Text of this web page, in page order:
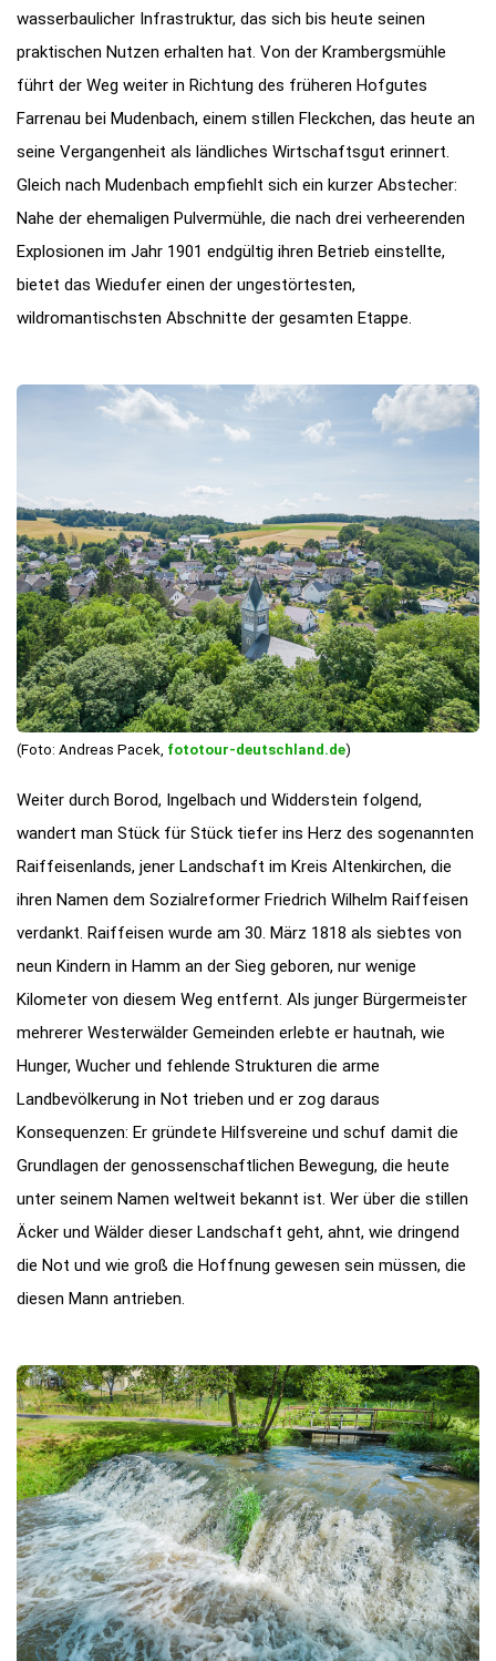
wasserbaulicher Infrastruktur, das sich bis heute seinen
praktischen Nutzen erhalten hat. Von der Krambergsmühle
führt der Weg weiter in Richtung des früheren Hofgutes
Farrenau bei Mudenbach, einem stillen Fleckchen, das heute an
seine Vergangenheit als ländliches Wirtschaftsgut erinnert.
Gleich nach Mudenbach empfiehlt sich ein kurzer Abstecher:
Nahe der ehemaligen Pulvermühle, die nach drei verheerenden
Explosionen im Jahr 1901 endgültig ihren Betrieb einstellte,
bietet das Wiedufer einen der ungestörtesten,
wildromantischsten Abschnitte der gesamten Etappe.
(Foto: Andreas Pacek, fototour-deutschland.de)
Weiter durch Borod, Ingelbach und Widderstein folgend,
wandert man Stück für Stück tiefer ins Herz des sogenannten
Raiffeisenlands, jener Landschaft im Kreis Altenkirchen, die
ihren Namen dem Sozialreformer Friedrich Wilhelm Raiffeisen
verdankt. Raiffeisen wurde am 30. März 1818 als siebtes von
neun Kindern in Hamm an der Sieg geboren, nur wenige
Kilometer von diesem Weg entfernt. Als junger Bürgermeister
mehrerer Westerwälder Gemeinden erlebte er hautnah, wie
Hunger, Wucher und fehlende Strukturen die arme
Landbevölkerung in Not trieben und er zog daraus
Konsequenzen: Er gründete Hilfsvereine und schuf damit die
Grundlagen der genossenschaftlichen Bewegung, die heute
unter seinem Namen weltweit bekannt ist. Wer über die stillen
Äcker und Wälder dieser Landschaft geht, ahnt, wie dringend
die Not und wie groß die Hoffnung gewesen sein müssen, die
diesen Mann antrieben.